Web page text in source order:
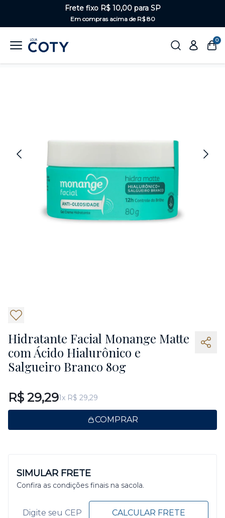
Frete fixo R$ 10,00 para SP
Em compras acima de R$ 80
0
Hidratante Facial Monange Matte
com Ácido Hialurônico e
Salgueiro Branco 80g
R$ 29,291x R$ 29,29
COMPRAR
SIMULAR FRETE
Confira as condições finais na sacola.
CALCULAR FRETE